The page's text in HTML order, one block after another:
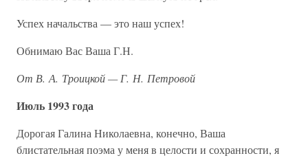
Успех начальства — это наш успех!
Обнимаю Вас Ваша Г.Н.
От В. А. Троицкой — Г. Н. Петровой
Июль 1993 года
Дорогая Галина Николаевна, конечно, Ваша
блистательная поэма у меня в целости и сохранности, я